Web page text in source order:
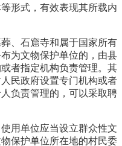
形式，有效表现其所载内
、石窟寺和属于国家所有
为文物保护单位的，由县
者指定机构负责管理。其
民政府设置专门机构或者
负责管理的，可以采取聘
用单位应当设立群众性文
保护单位所在地的村民委